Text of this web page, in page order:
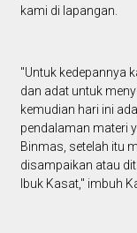
kami di lapangan.
"Untuk kedepannya
dan adat untuk
kemudian hari ini
pendalaman materi
Binmas, setelah itu
disampaikan atau
Ibuk Kasat," imbuh